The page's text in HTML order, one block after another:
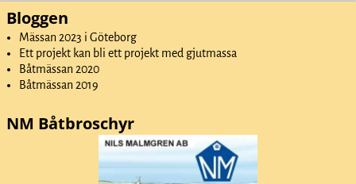
Bloggen
Mässan 2023 i Göteborg
Ett projekt kan bli ett projekt med gjutmassa
Båtmässan 2020
Båtmässan 2019
NM Båtbroschyr